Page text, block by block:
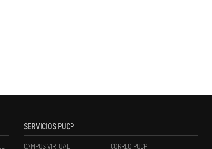
SERVICIOS PUCP
CAMPUS VIRTUAL CORREO PUCP